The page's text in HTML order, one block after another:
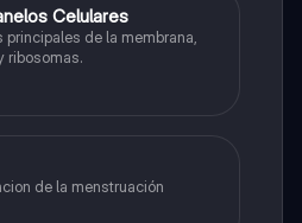
Celulares
de la membrana,
ribosomas.
de la menstruación